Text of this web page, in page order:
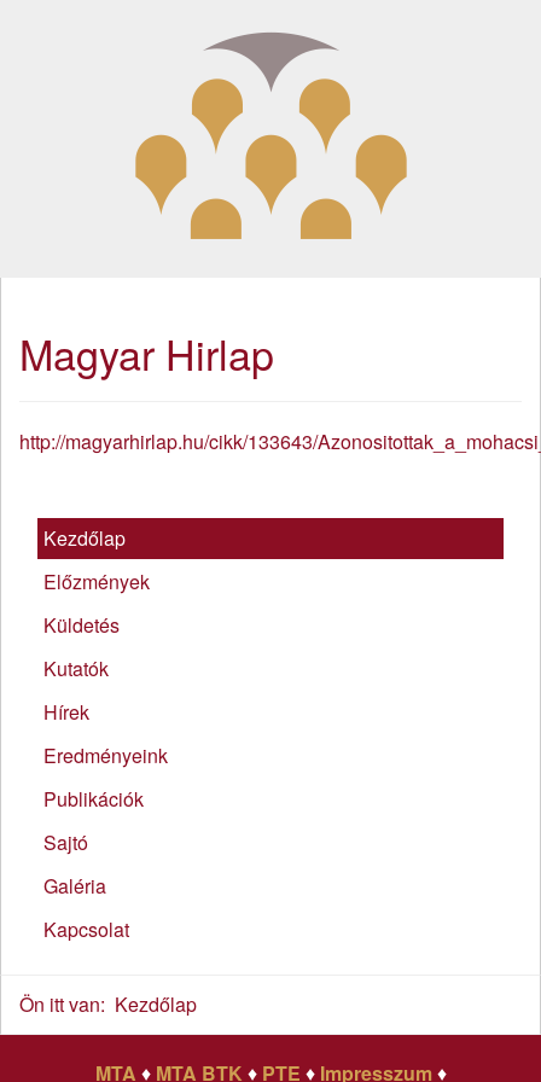
Magyar Hirlap
http://magyarhirlap.hu/cikk/133643/
Kezdőlap
Előzmények
Küldetés
Kutatók
Hírek
Eredményeink
Publikációk
Sajtó
Galéria
Kapcsolat
Ön itt van: Kezdőlap
MTA ♦ MTA BTK ♦ PTE ♦ Impresszum♦